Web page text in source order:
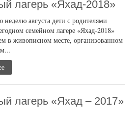
лагерь «Яхад-2018»
неделю августа дети с родителями
семейном лагере «Яхад-2018»
в живописном месте, организованном
лагерь «Яхад – 2017»